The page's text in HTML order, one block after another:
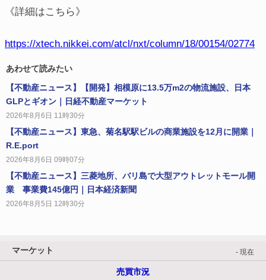
《詳細はこちら》
https://xtech.nikkei.com/atcl/nxt/column/18/00154/02774
あわせて読みたい
【不動産ニュース】【開発】相模原に13.5万m2の物流施設、日本
GLPとギオン｜日経不動産マーケット
2026年8月6日 11時30分
【不動産ニュース】東急、菊名駅駅ビルの商業施設を12月に開業｜
R.E.port
2026年8月6日 09時07分
【不動産ニュース】三菱地所、バリ島で大型アウトレットモール開
業 事業費145億円｜日本経済新聞
2026年8月5日 12時30分
マーケット - 現在
売買市況